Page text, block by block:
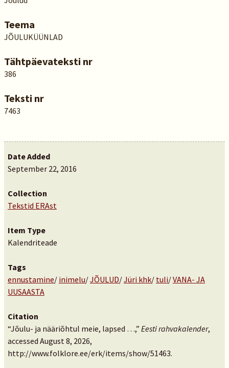
Teema
JÕULUKÜÜNLAD
Tähtpäevateksti nr
386
Teksti nr
7463
Date Added
September 22, 2016
Collection
Tekstid ERAst
Item Type
Kalendriteade
Tags
ennustamine/ inimelu/JÕULUD/Jüri khk/ tuli/VANA- JA
UUSAASTA
Citation
“Jõulu- ja nääriõhtul meie, lapsed …,” Eesti rahvakalender,
accessed August 8, 2026,
http://www.folklore.ee/erk/items/show/51463.